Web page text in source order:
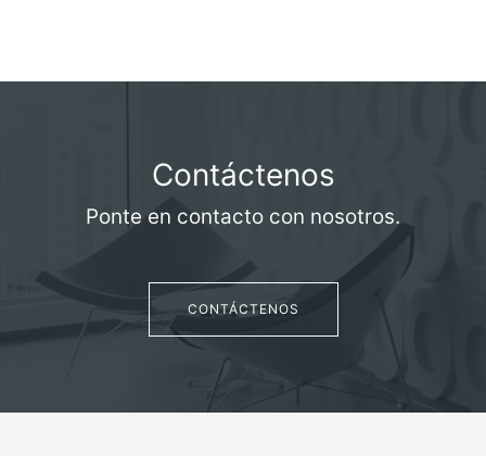
Contáctenos
Ponte en contacto con nosotros.
CONTÁCTENOS